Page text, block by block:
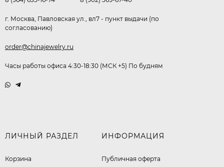
г. Москва, Павловская ул., вл7 - пункт выдачи (по
согласованию)
order@chinajewelry.ru
Часы работы офиса 4:30-18:30 (МСК +5) По будням
ЛИЧНЫЙ РАЗДЕЛ
Корзина
ИНФОРМАЦИЯ
Публичная оферта